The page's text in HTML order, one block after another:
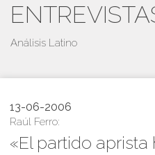
Análisis Latino
13-06-2006
Raúl Ferro:
«El partido